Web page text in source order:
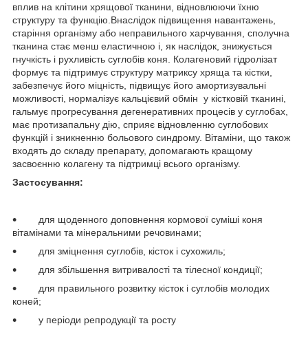
вплив на клітини хрящової тканини, відновлюючи їхню
структуру та функцію. Внаслідок підвищення навантажень,
старіння організму або неправильного харчування, сполучна
тканина стає менш еластичною і, як наслідок, знижується
гнучкість і рухливість суглобів коня. Колагеновий гідролізат
формує та підтримує структуру матриксу хряща та кістки,
забезпечує його міцність, підвищує його амортизувальні
можливості, нормалізує кальцієвий обмін у кістковій тканині,
гальмує прогресування дегенеративних процесів у суглобах,
має протизапальну дію, сприяє відновленню суглобових
функцій і зникненню больового синдрому. Вітаміни, що також
входять до складу препарату, допомагають кращому
засвоєнню колагену та підтримці всього організму.
Застосування:
для щоденного доповнення кормової суміші коня
вітамінами та мінеральними речовинами;
для зміцнення суглобів, кісток і сухожиль;
для збільшення витривалості та тілесної кондиції;
для правильного розвитку кісток і суглобів молодих
коней;
у періоди репродукції та росту